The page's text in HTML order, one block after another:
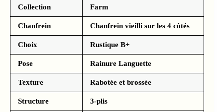
Collection Farm
Chanfrein Chanfrein vieilli sur les 4 côtés
Choix Rustique B+
Pose Rainure Languette
Texture Rabotée et brossée
Structure 3-plis